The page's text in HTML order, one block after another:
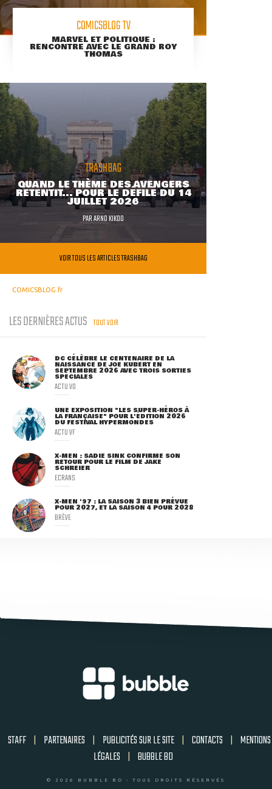
COMICSBLOG TV
MARVEL ET POLITIQUE :
RENCONTRE AVEC LE GRAND ROY
THOMAS
TRASHBAG
QUAND LE THÈME DES AVENGERS
RETENTIT... POUR LE DÉFILÉ DU 14
JUILLET 2026
PARARNO KIKOO
VOIR TOUS LES ARTICLES TRASHBAG
COMICSBLOG.fr
LES DERNIÈRES ACTUS TOUT VOIR
DC CÉLÈBRE LE CENTENAIRE DE LA
NAISSANCE DE JOE KUBERT EN
SEPTEMBRE 2026 AVEC TROIS SORTIES
SPÉCIALES
ACTU VO
UNE EXPOSITION "LES SUPER-HÉROS À
LA FRANÇAISE" POUR L'ÉDITION 2026
DU FESTIVAL HYPERMONDES
ACTU VF
X-MEN : SADIE SINK CONFIRME SON
RETOUR POUR LE FILM DE JAKE
SCHREIER
ECRANS
X-MEN '97 : LA SAISON 3 BIEN PRÉVUE
POUR 2027, ET LA SAISON 4 POUR 2028
BRÈVE
STAFF | PARTENAIRES | PUBLICITÉS SUR LE SITE | CONTACTS | MENTIONS
LÉGALES | BUBBLE BD
© 2026 BUBBLE BD - TOUS DROITS RÉSERVÉS